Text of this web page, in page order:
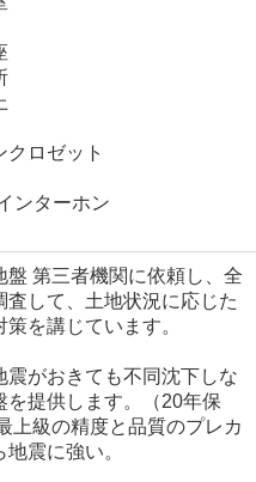
クロゼット
ンターホン
盤 第三者機関に依頼し、全
査して、土地状況に応じた
を講じています。
震がおきても不同沈下しな
を提供します。（20年保
上級の精度と品質のプレカ
震に強い。